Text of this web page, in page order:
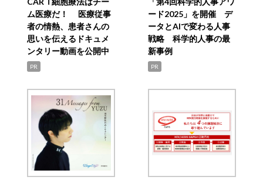
ム医療だ！ 医療従事
者の情熱、患者さんの
思いを伝えるドキュメ
ンタリー動画を公開中
PR
ード2025」を開催 デ
ータとAIで変わる人事
戦略 科学的人事の最
新事例
PR